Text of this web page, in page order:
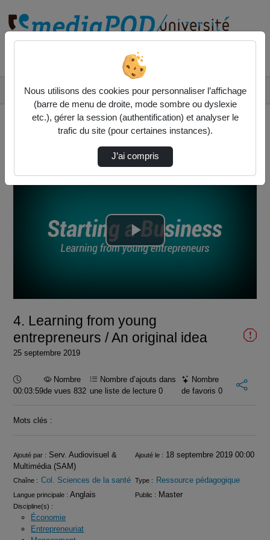
4. Learning from young entrepreneurs / An or…
Lire
vidéo
4. Learning from young
entrepreneurs / An original idea
25 septembre 2019
Durée :
00:03:59
Nombre
de vues 832
Nombre d’ajouts dans
une liste de lecture0
Nombre
de favoris 0
Mots clés :
Infos
Ajouté par : Serv. Audiovisuel &
Multimédia (SAM)
Ajouté le : 18 septembre 2019 00:00
Chaîne : Col. Sciences de la santé Type : Ressource pédagogique
Langue principale : Anglais Public : Master
Discipline(s) :
Économie
Entrepreneuriat
Nous utilisons des cookies pour personnaliser l’affichage
(barre de menu de droite, mode sombre ou dyslexie
etc.), gérer la session (authentification) et analyser le
trafic du site (pour certaines instances).
J’ai compris